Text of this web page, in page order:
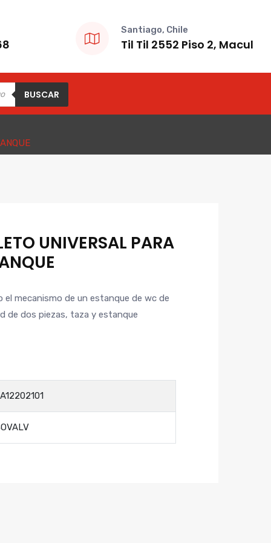
Santiago, Chile
Til Til 2552 Piso 2, Macul
BUSCAR
UNIVERSAL PARA
el mecanismo de un estanque de wc de
de dos piezas, taza y estanque